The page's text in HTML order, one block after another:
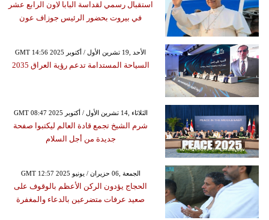
استقبال رسمي لقداسة البابا لاون الرابع عشر
في بيروت بحضور الرئيس جوزاف عون
GMT 14:56 2025 الأحد ,19 تشرين الأول / أكتوبر
السياحة المستدامة تدعم رؤية العراق 2035
GMT 08:47 2025 الثلاثاء ,14 تشرين الأول / أكتوبر
شرم الشيخ تجمع قادة العالم ليكتبوا صفحة
جديدة من أجل السلام
GMT 12:57 2025 الجمعة ,06 حزيران / يونيو
الحجاج يؤدون الركن الأعظم بالوقوف على
صعيد عرفات متضرعين بالدعاء والمغفرة